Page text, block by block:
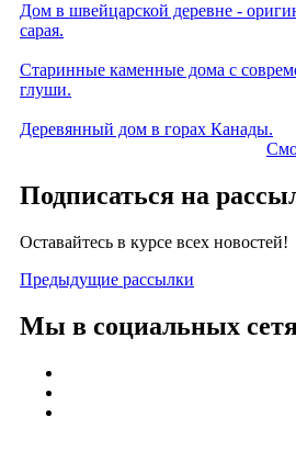
Дом в швейцарской деревне -
сарая.
Старинные каменные дома с
глуши.
Деревянный дом в горах Канады.
Подписаться на
Оставайтесь в курсе всех новостей!
Предыдущие рассылки
Мы в социальных